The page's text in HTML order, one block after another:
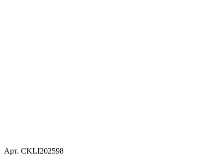
Арт. CKLI202598